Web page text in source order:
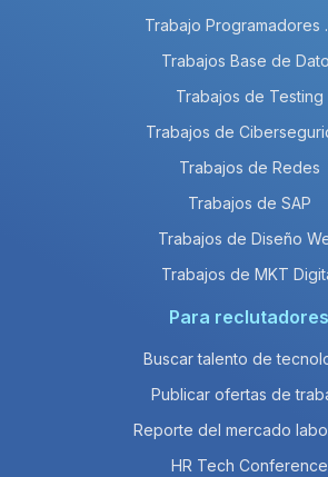
Trabajo Programadores
Trabajos Base de
Trabajos de Testing
Trabajos de
Trabajos de Redes
Trabajos de SAP
Trabajos de Diseño
Trabajos de MKT
Para reclutadores
Buscar talento de
Publicar ofertas de
Reporte del mercado
HR Tech Conference